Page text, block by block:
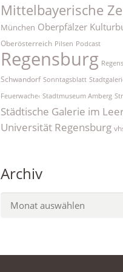
Mittelbayerische
München Oberpfälzer
Oberösterreich Pilsen Podcast
Regensburg
Schwandorf Sonntagsblatt
Feuerwache‹ Stadtmuseum Amberg
Städtische Galerie im
Universität Regensburg
Archiv
Archiv